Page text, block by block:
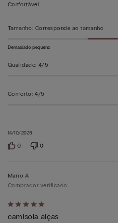
14/10/2025
Confortável
Tamanho: Corresponde ao tamanho
Demasiado pequeno
Qualidade: 4/5
Conforto: 4/5
0 0
Atribuiu
5
Mario A
Comprador verificado
camisola alças